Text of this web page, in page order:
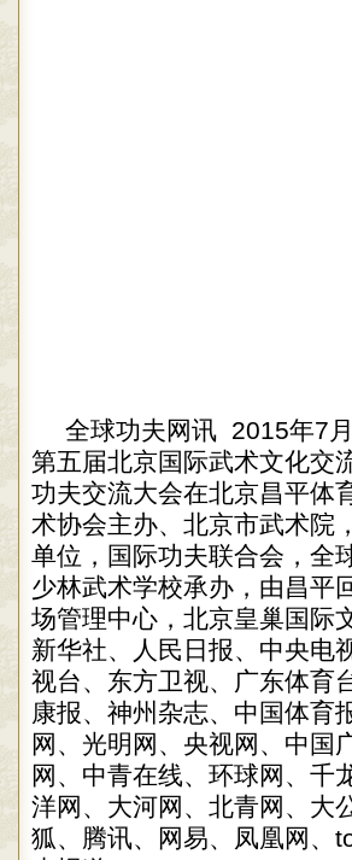
全球功夫网讯 2015年7
第五届北京国际武术文化交
功夫交流大会在北京昌平体
术协会主办、北京市武术院
单位，国际功夫联合会，全
少林武术学校承办，由昌平
场管理中心，北京皇巢国际
新华社、人民日报、中央电
视台、东方卫视、广东体育
康报、神州杂志、中国体育
网、光明网、央视网、中国
网、中青在线、环球网、千
洋网、大河网、北青网、大
狐、腾讯、网易、凤凰网、